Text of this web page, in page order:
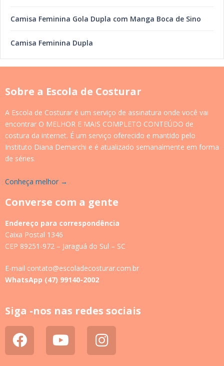
Camisa Feminina Gola Dupla com Manga Boca de Sino
Camisa Feminina Dupla
Sobre a Escola de Costurar
A Escola de Costurar é um serviço de assinatura onde você vai
encontrar O MELHOR E MAIS COMPLETO CONTEÚDO de
costura da internet. É um serviço oferecido e mantido pelo
Instituto Diana Demarchi e é atualizado semanalmente em forma
de séries.
Conheça melhor →
Converse com a gente
Endereço para correspondência
Caixa Postal 1346
CEP 89251-972 – Jaraguá do Sul – SC
E-mail contato@escoladecosturar.com.br
WhatsApp (47) 99140-2002
Siga -nos nas redes sociais